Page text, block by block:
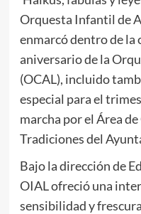
Orquesta Infantil de
enmarcó dentro de la
aniversario de la
(OCAL), incluido
especial para el
marcha por el Área
Tradiciones del
Bajo la dirección de
OIAL ofreció una
sensibilidad y